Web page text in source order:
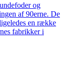
og
af 90erne. De
en række
fabrikker i